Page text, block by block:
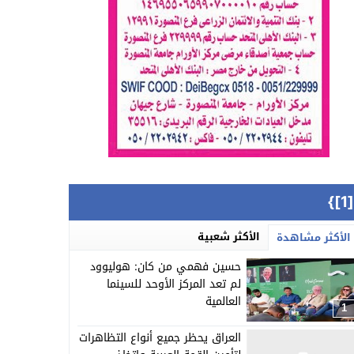
الأكثر مشاهدة الأكثر شعبية
1
حسين فهمي من كان: هوليوود
لم تعد المركز الأوحد للسينما
العالمية
العراق يحظر جميع أنواع التظاهرات